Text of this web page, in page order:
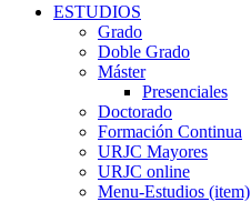
ESTUDIOS
Grado
Doble Grado
Máster
Presenciales
Doctorado
Formación Continua
URJC Mayores
URJC online
Menu-Estudios (item)